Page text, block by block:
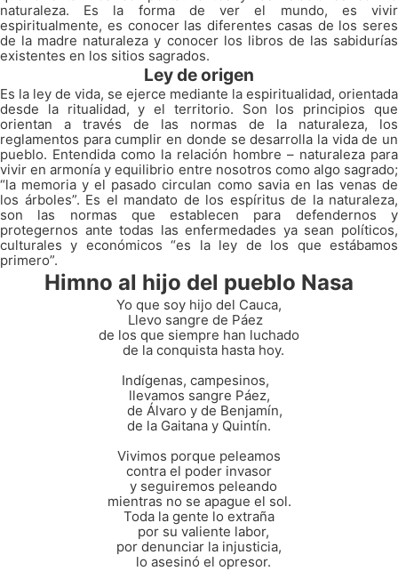
naturaleza. Es la forma de ver el mundo, es vivir
espiritualmente, es conocer las diferentes casas de los seres
de la madre naturaleza y conocer los libros de las sabidurías
existentes en los sitios sagrados.
Ley de origen
Es la ley de vida, se ejerce mediante la espiritualidad, orientada
desde la ritualidad, y el territorio. Son los principios que
orientan a través de las normas de la naturaleza, los
reglamentos para cumplir en donde se desarrolla la vida de un
pueblo. Entendida como la relación hombre – naturaleza para
vivir en armonía y equilibrio entre nosotros como algo sagrado;
“la memoria y el pasado circulan como savia en las venas de
los árboles”. Es el mandato de los espíritus de la naturaleza,
son las normas que establecen para defendernos y
protegernos ante todas las enfermedades ya sean políticos,
culturales y económicos “es la ley de los que estábamos
primero”.
Himno al hijo del pueblo Nasa
Yo que soy hijo del Cauca,
Llevo sangre de Páez
de los que siempre han luchado
de la conquista hasta hoy.
Indígenas, campesinos,
llevamos sangre Páez,
de Álvaro y de Benjamín,
de la Gaitana y Quintín.
Vivimos porque peleamos
contra el poder invasor
y seguiremos peleando
mientras no se apague el sol.
Toda la gente lo extraña
por su valiente labor,
por denunciar la injusticia,
lo asesinó el opresor.